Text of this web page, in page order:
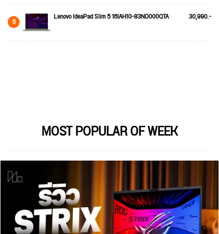
5 Lenovo IdeaPad Slim 5 16IAH10-83ND000QTA 30,990.-
MOST POPULAR OF WEEK